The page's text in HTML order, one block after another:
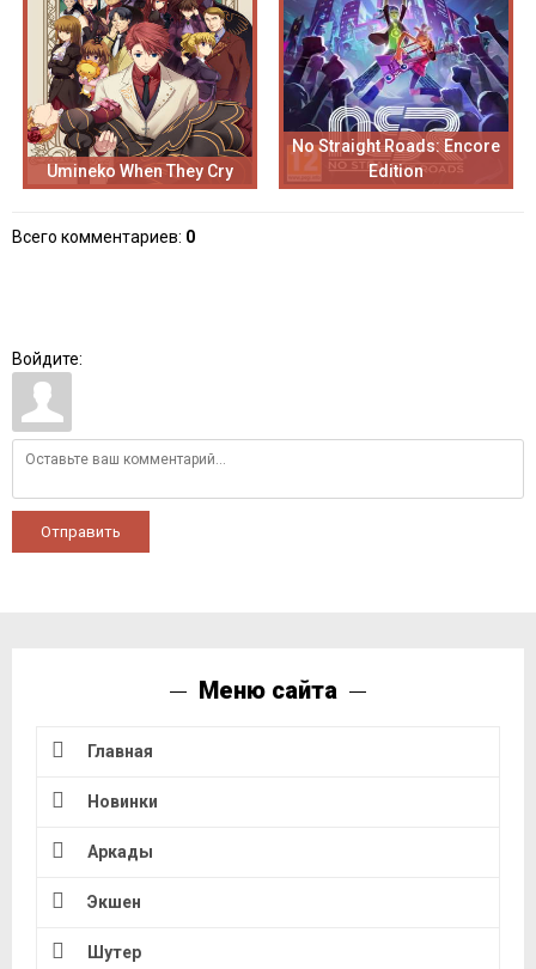
Umineko When They Cry
No Straight Roads: Encore
Edition
Всего комментариев: 0
Войдите:
Отправить
Меню сайта
Главная
Новинки
Аркады
Экшен
Шутер